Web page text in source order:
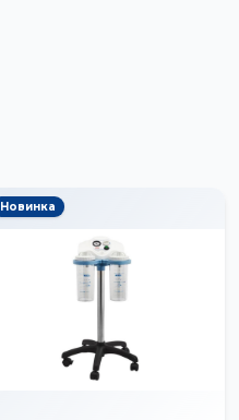
Новинка